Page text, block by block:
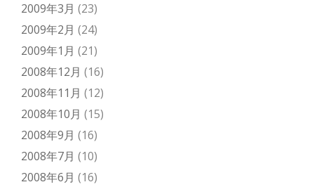
2009年3月 (23)
2009年2月 (24)
2009年1月 (21)
2008年12月 (16)
2008年11月 (12)
2008年10月 (15)
2008年9月 (16)
2008年7月 (10)
2008年6月 (16)